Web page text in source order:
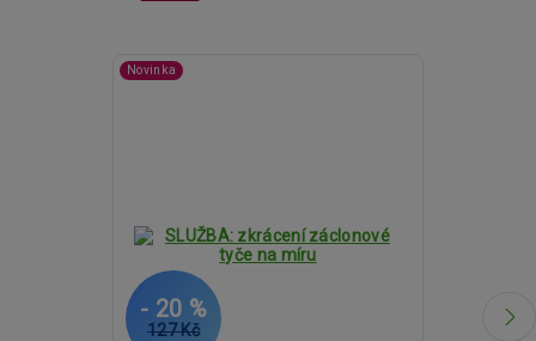
Novinka
127 Kč
- 20 %
1 801 Kč
- 20 %